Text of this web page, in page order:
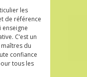
les
de référence
C’est un
du
confiance
tous les